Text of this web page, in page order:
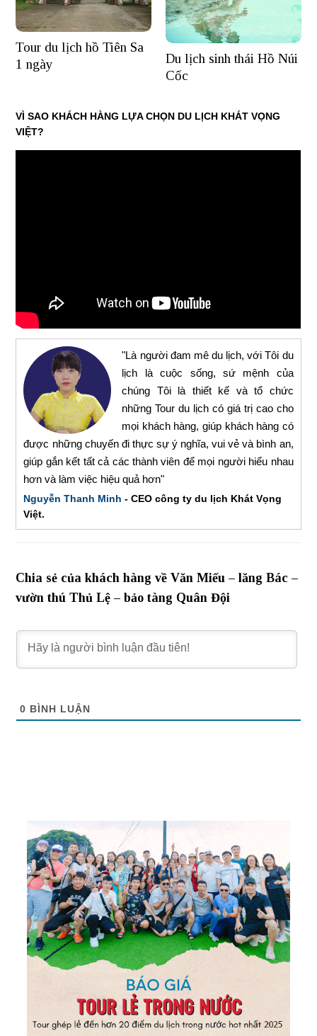
Tour du lịch hồ Tiên Sa
1 ngày
Du lịch sinh thái Hồ Núi
Cốc
VÌ SAO KHÁCH HÀNG LỰA CHỌN DU LỊCH KHÁT VỌNG
VIỆT?
"Là người đam mê du lịch, với Tôi du
lịch là cuộc sống, sứ mệnh của
chúng Tôi là thiết kế và tổ chức
những Tour du lịch có giá trị cao cho
mọi khách hàng, giúp khách hàng có
được những chuyến đi thực sự ý nghĩa, vui vẻ và bình an,
giúp gắn kết tất cả các thành viên để mọi người hiểu nhau
hơn và làm việc hiệu quả hơn"
Nguyễn Thanh Minh - CEO công ty du lịch Khát Vọng
Việt.
Chia sẻ của khách hàng về Văn Miếu – lăng Bác –
vườn thú Thủ Lệ – bảo tàng Quân Đội
0 BÌNH LUẬN